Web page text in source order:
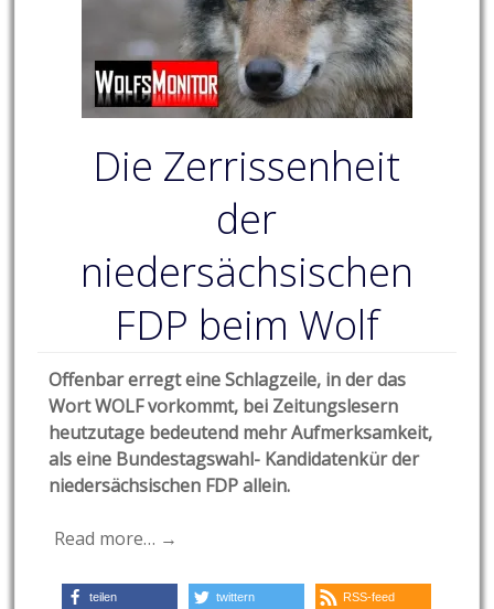
Die Zerrissenheit
der
niedersächsischen
FDP beim Wolf
Offenbar erregt eine Schlagzeile, in der das
Wort WOLF vorkommt, bei Zeitungslesern
heutzutage bedeutend mehr Aufmerksamkeit,
als eine Bundestagswahl- Kandidatenkür der
niedersächsischen FDP allein.
Read more… →
teilen twittern RSS-feed